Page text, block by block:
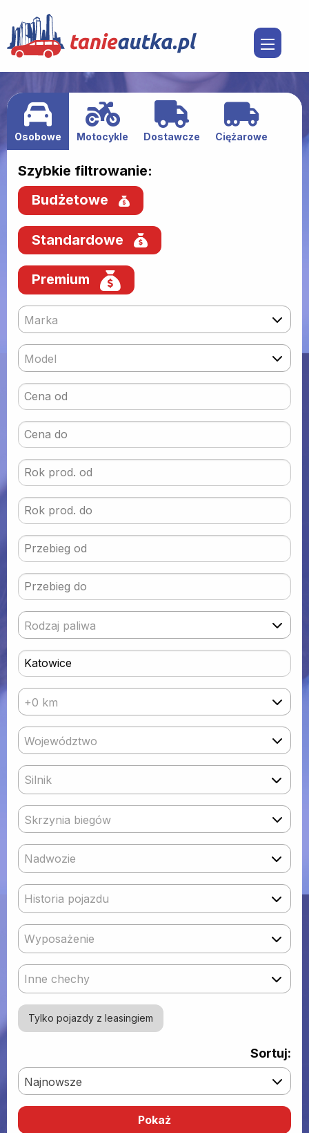
Osobowe Motocykle Dostawcze Ciężarowe
Szybkie filtrowanie:
Budżetowe
Standardowe
Premium
Marka
Model
Rodzaj paliwa
+0 km
Województwo
Silnik
Skrzynia biegów
Nadwozie
Historia pojazdu
Wyposażenie
Inne chechy
Tylko pojazdy z leasingiem
Sortuj:
Najnowsze